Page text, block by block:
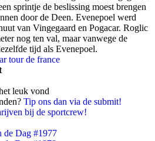
sprintje de beslissing moest brengen
door de Deen. Evenepoel werd
van Vingegaard en Pogacar. Roglic
nog ten val, maar vanwege de
tijd als Evenepoel.
tour de france
leuk vond
Tip ons dan via de submit!
bij de sportcrew!
de Dag #1977